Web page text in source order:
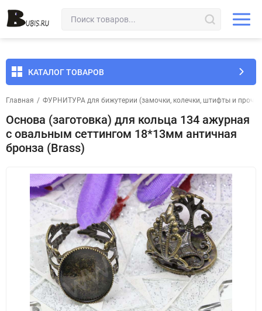
КАТАЛОГ ТОВАРОВ
Главная / ФУРНИТУРА для бижутерии (замочки, колечки, штифты и
Основа (заготовка) для кольца 134 ажурная
с овальным сеттингом 18*13мм античная
бронза (Brass)